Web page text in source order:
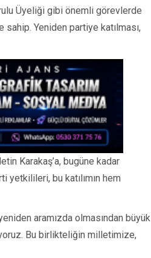
Üyeliği gibi önemli görevlerde
Yeniden partiye katılması,
Karakaş’a, bugüne kadar
yetkilileri, bu katılımın hem
aramızda olmasından büyük
Bu birlikteliğin milletimize,